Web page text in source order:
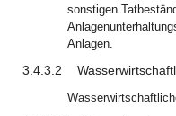
sonstigen
Anlagen.
3.4.3.2